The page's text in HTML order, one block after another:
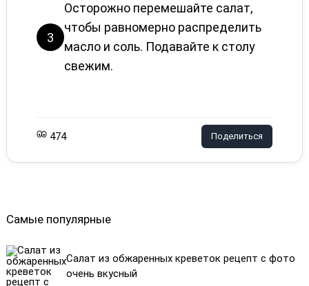
Самые популярные
Салат из обжаренных креветок рецепт с фото
очень вкусный
3
Осторожно перемешайте салат,
чтобы равномерно распределить
масло и соль. Подавайте к столу
свежим.
474 Поделиться